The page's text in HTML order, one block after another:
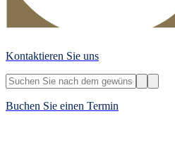
Kontaktieren Sie uns
Buchen Sie einen Termin